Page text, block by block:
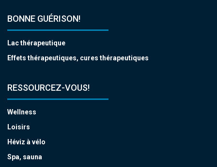
BONNE GUÉRISON!
Lac thérapeutique
Effets thérapeutiques, cures thérapeutiques
RESSOURCEZ-VOUS!
Wellness
Loisirs
Héviz à vélo
Spa, sauna